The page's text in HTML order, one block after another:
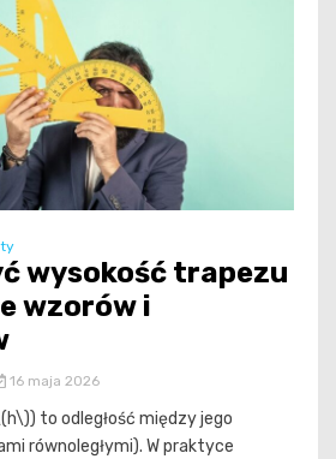
wysokość trapezu
wzorów i
16 maja 2026
to odległość między jego
równoległymi). W praktyce